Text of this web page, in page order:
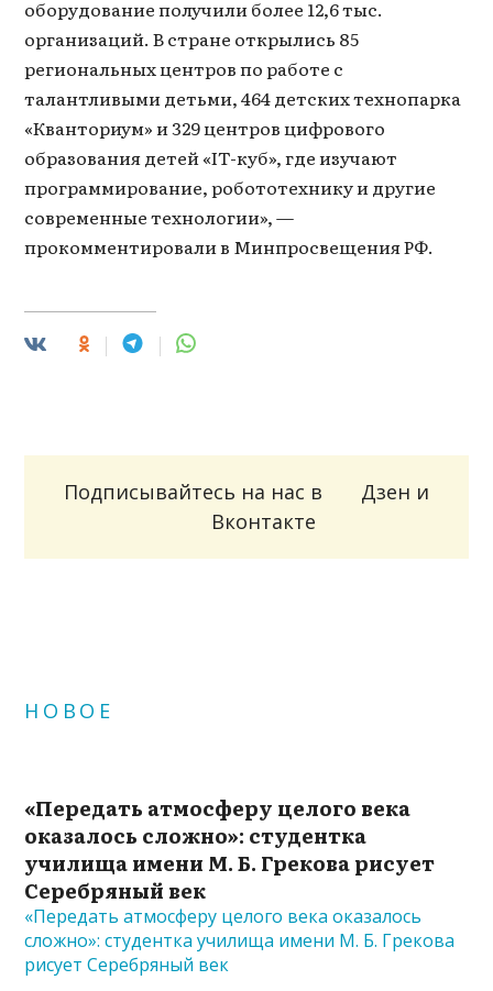
оборудование получили более 12,6 тыс.
организаций. В стране открылись 85
региональных центров по работе с
талантливыми детьми, 464 детских технопарка
«Кванториум» и 329 центров цифрового
образования детей «IT-куб», где изучают
программирование, робототехнику и другие
современные технологии», —
прокомментировали в Минпросвещения РФ.
Подписывайтесь на нас в Дзен и
Вконтакте
НОВОЕ
«Передать атмосферу целого века
оказалось сложно»: студентка
училища имени М. Б. Грекова рисует
Серебряный век
«Передать атмосферу целого века оказалось
сложно»: студентка училища имени М. Б. Грекова
рисует Серебряный век